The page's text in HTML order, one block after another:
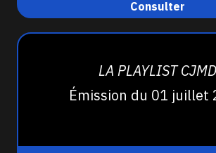
Consulter
LA PLAYLIST CJMD
Émission du 01 juillet